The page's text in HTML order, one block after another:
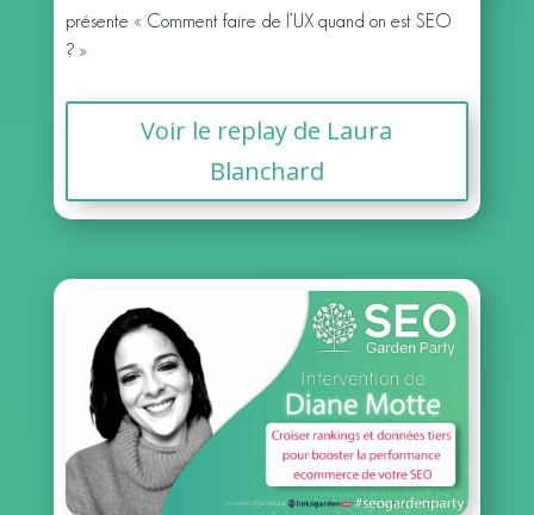
présente « Comment faire de l’UX quand on est SEO
? »
Voir le replay de Laura
Blanchard